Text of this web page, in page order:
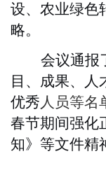
设、农业绿色
略。
会议通报
目、成果、人
优秀人员等名
春节期间强化
知》等文件精